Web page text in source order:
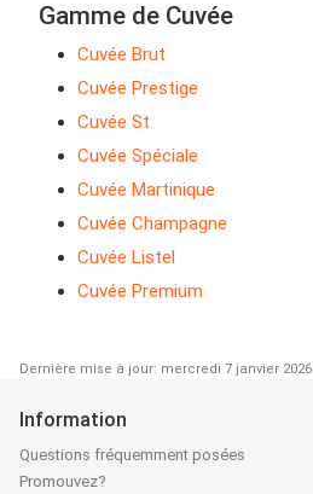
Gamme de Cuvée
Cuvée Brut
Cuvée Prestige
Cuvée St
Cuvée Spéciale
Cuvée Martinique
Cuvée Champagne
Cuvée Listel
Cuvée Premium
Dernière mise à jour: mercredi 7 janvier 2026
Information
Questions fréquemment posées
Promouvez?